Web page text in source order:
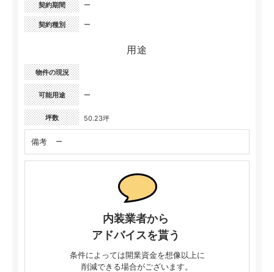
契約期間 ー
契約種別 ー
用途
物件の現況
可能用途 ー
坪数 50.23坪
備考 ー
内装業者から
アドバイスを貰う
条件によっては開業資金を想像以上に
削減できる場合がございます。